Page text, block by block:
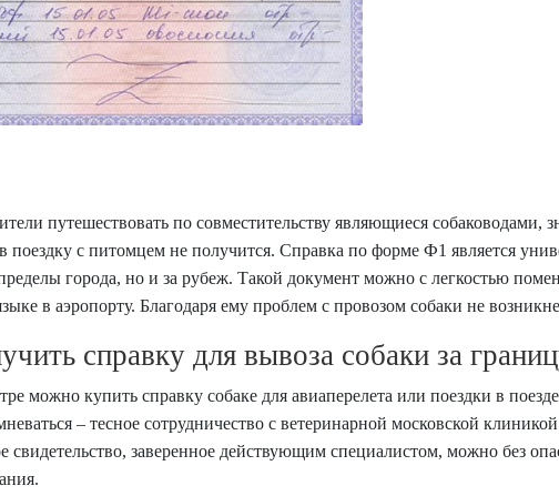
путешествовать по совместительству являющиеся собаководами,
в поездку с питомцем не получится. Справка по форме Ф1 является
города, но и за рубеж. Такой документ можно с легкостью
в аэропорту. Благодаря ему проблем с провозом собаки не
справку для вывоза собаки за
можно купить справку собаке для авиаперелета или поездки в
– тесное сотрудничество с ветеринарной московской
свидетельство, заверенное действующим специалистом, можно без